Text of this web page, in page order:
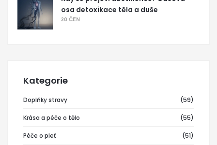
osa detoxikace těla a duše
20 ČEN
Kategorie
Doplňky stravy (59)
Krása a péče o tělo (55)
Péče o pleť (51)